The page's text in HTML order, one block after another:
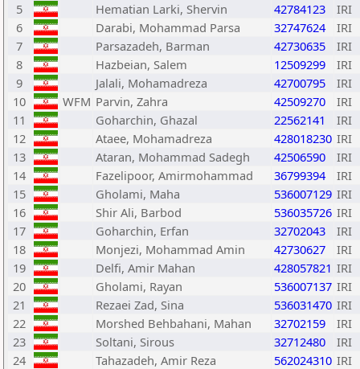
5
Hematian Larki, Shervin 42784123
IRI
6
Darabi, Mohammad Parsa 32747624
IRI
7
Parsazadeh, Barman 42730635
IRI
8
Hazbeian, Salem 12509299
IRI
9
Jalali, Mohamadreza 42700795
IRI
10
WFM Parvin, Zahra 42509270
IRI
11
Goharchin, Ghazal 22562141
IRI
12
Ataee, Mohamadreza 428018230 IRI
13
Ataran, Mohammad Sadegh 42506590
IRI
14
Fazelipoor, Amirmohammad 36799394
IRI
15
Gholami, Maha 536007129 IRI
16
Shir Ali, Barbod 536035726 IRI
17
Goharchin, Erfan 32702043
IRI
18
Monjezi, Mohammad Amin 42730627
IRI
19
Delfi, Amir Mahan 428057821 IRI
20
Gholami, Rayan 536007137 IRI
21
Rezaei Zad, Sina 536031470 IRI
22
Morshed Behbahani, Mahan 32702159
IRI
23
Soltani, Sirous 32712480
IRI
24
Tahazadeh, Amir Reza 562024310 IRI